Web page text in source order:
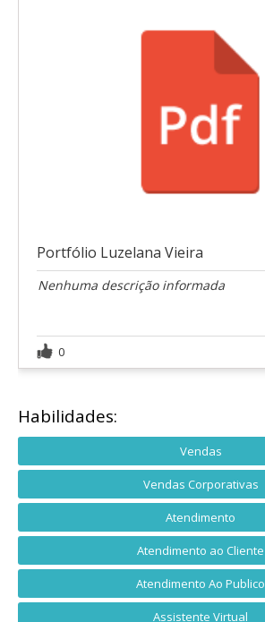
Portfólio Luzelana Vieira
Nenhuma descrição informada
0
Habilidades:
Vendas
Vendas Corporativas
Atendimento
Atendimento ao Cliente
Atendimento Ao Publico
Assistente Virtual